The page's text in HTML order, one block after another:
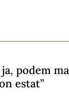
podem
estat”